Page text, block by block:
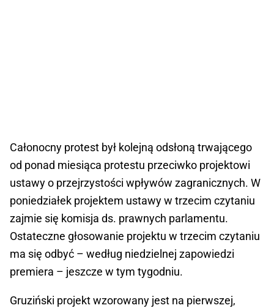
Całonocny protest był kolejną odsłoną trwającego
od ponad miesiąca protestu przeciwko projektowi
ustawy o przejrzystości wpływów zagranicznych. W
poniedziałek projektem ustawy w trzecim czytaniu
zajmie się komisja ds. prawnych parlamentu.
Ostateczne głosowanie projektu w trzecim czytaniu
ma się odbyć – według niedzielnej zapowiedzi
premiera – jeszcze w tym tygodniu.
Gruziński projekt wzorowany jest na pierwszej,